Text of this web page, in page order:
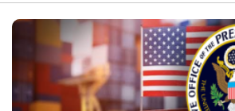
입찰공고
해외시장동향
유관기관소식
원자재
시장
정보